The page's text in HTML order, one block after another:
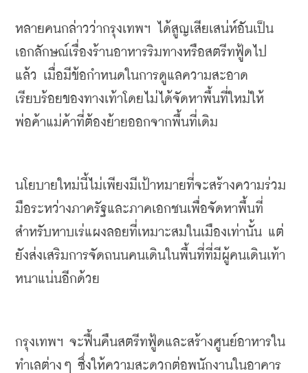
หลายคนกล่าวว่ากรุงเทพฯ ได้สูญเสียเสน่ห์อันเป็น
เอกลักษณ์เรื่องร้านอาหารริมทางหรือสตรีทฟู้ดไป
แล้ว
เมื่อมีข้อกำหนดในการดูแลความสะอาด
เรียบร้อยของทางเท้าโดยไม่ได้จัดหาพื้นที่ใหม่ให้
พ่อค้าแม่ค้าที่ต้องย้ายออกจากพื้นที่เดิม
นโยบายใหม่นี้ไม่เพียงมีเป้าหมายที่จะสร้างความร่วม
มือระหว่างภาครัฐและภาคเอกชนเพื่อจัดหาพื้นที่
สำหรับหาบเร่แผงลอยที่เหมาะสมในเมืองเท่านั้น แต่
ยังส่งเสริมการจัดถนนคนเดินในพื้นที่ที่มีผู้คนเดินเท้า
หนาแน่นอีกด้วย
กรุงเทพฯ จะฟื้นคืนสตรีทฟู้ดและสร้างศูนย์อาหารใน
ทำเลต่างๆ ซึ่งให้ความสะดวกต่อพนักงานในอาคาร